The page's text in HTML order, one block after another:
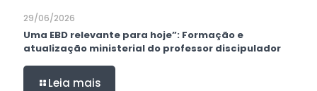
29/06/2026
Uma EBD relevante para hoje”: Formação e
atualização ministerial do professor discipulador
Leia mais